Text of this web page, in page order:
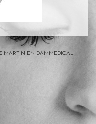
MARTIN EN DAMMEDICAL